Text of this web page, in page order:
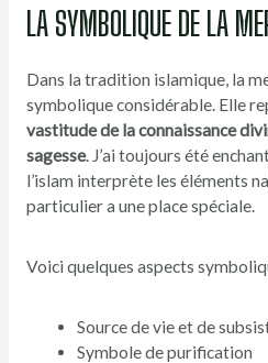
LA SYMBOLIQUE DE LA
Dans la tradition islamique, la
symbolique considérable. Elle
vastitude de la connaissance
sagesse. J’ai toujours été
l’islam interprète les éléments
particulier a une place spéciale.
Voici quelques aspects
Source de vie et de
Symbole de purification